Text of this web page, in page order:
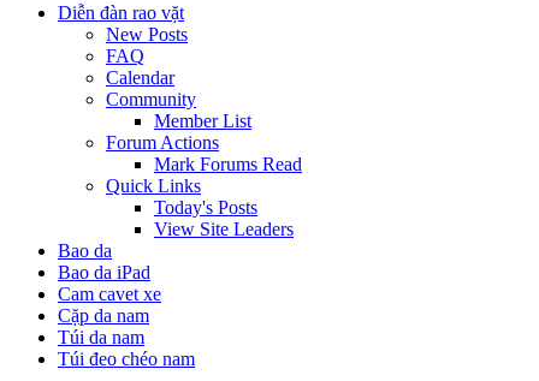
Diễn đàn rao vặt
New Posts
FAQ
Calendar
Community
Member List
Forum Actions
Mark Forums Read
Quick Links
Today's Posts
View Site Leaders
Bao da
Bao da iPad
Cam cavet xe
Cặp da nam
Túi da nam
Túi đeo chéo nam